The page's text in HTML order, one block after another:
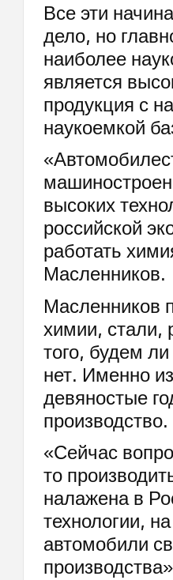
Все эти
дело, но
наиболее
является
продукция с
наукоемкой
высоких
российской
работать
Масленников.
Масленников
химии, стали,
того, будем
нет. Именно
девяностые
производство.
«Сейчас
то
налажена в
технологии,
автомобили